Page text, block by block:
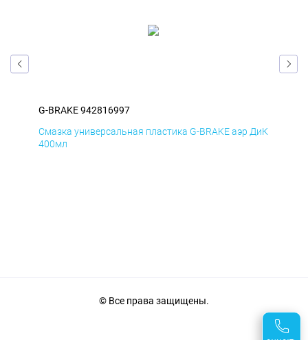
G-BRAKE 942816997
Смазка универсальная пластика G-BRAKE аэр ДиК
400мл
© Все права защищены.